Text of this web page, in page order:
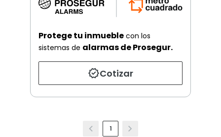
Protege tu inmueble con los
sistemas de alarmas de Prosegur.
Cotizar
1